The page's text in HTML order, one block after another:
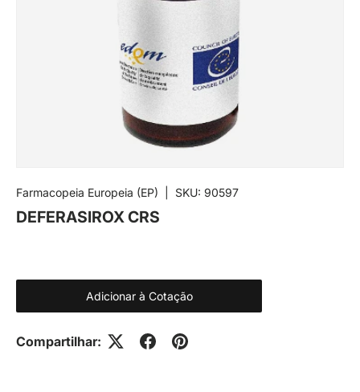
Farmacopeia Europeia (EP) SKU: 90597
DEFERASIROX CRS
Adicionar à Cotação
Compartilhar: